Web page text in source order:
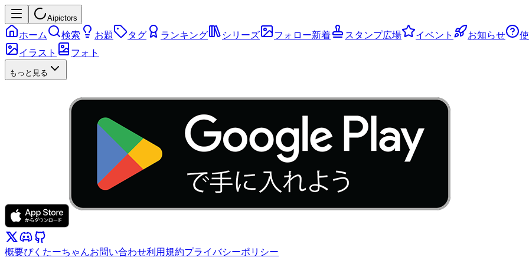
Aipictors
ホーム 検索 お題 タグ ランキング シリーズ フォロー新着 スタンプ広場 イベント お知らせ
イラスト
フォト
もっと見る
概要ぴくたーちゃんお問い合わせ利用規約プライバシーポリシー